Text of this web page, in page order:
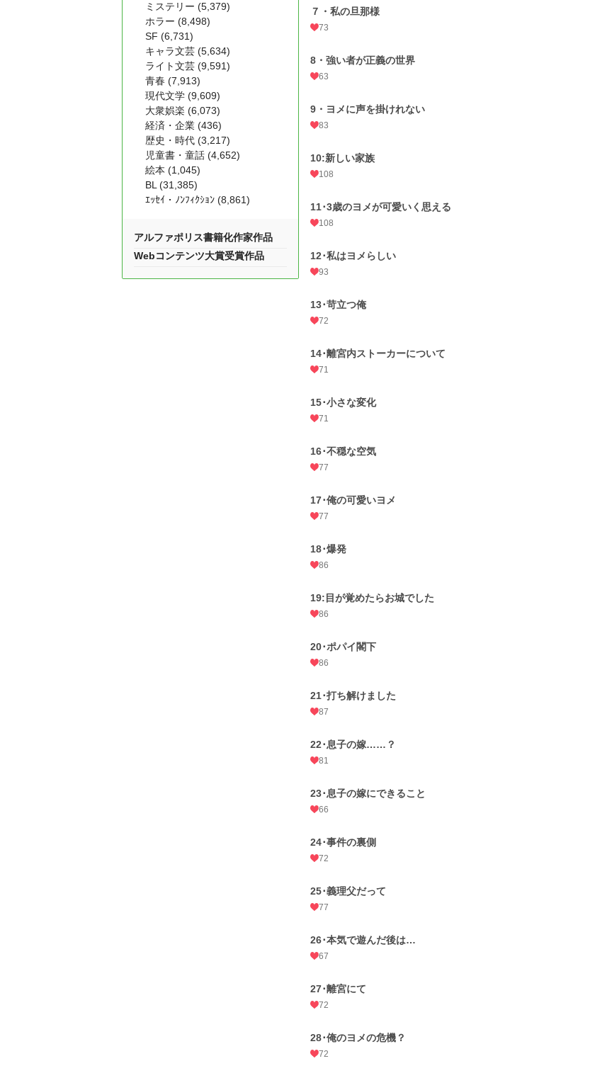
７・私の旦那様
73
8・強い者が正義の世界
63
9・ヨメに声を掛けれない
83
10:新しい家族
108
11･3歳のヨメが可愛いく思える
108
12･私はヨメらしい
93
13･苛立つ俺
72
14･離宮内ストーカーについて
71
15･小さな変化
71
16･不穏な空気
77
17･俺の可愛いヨメ
77
18･爆発
86
19:目が覚めたらお城でした
86
20･ポパイ閣下
86
21･打ち解けました
87
22･息子の嫁……？
81
23･息子の嫁にできること
66
24･事件の裏側
72
25･義理父だって
77
26･本気で遊んだ後は…
67
27･離宮にて
72
28･俺のヨメの危機？
72
ミステリー (5,379)
ホラー (8,498)
SF (6,731)
キャラ文芸 (5,634)
ライト文芸 (9,591)
青春 (7,913)
現代文学 (9,609)
大衆娯楽 (6,073)
経済・企業 (436)
歴史・時代 (3,217)
児童書・童話 (4,652)
絵本 (1,045)
BL (31,385)
ｴｯｾｲ・ﾉﾝﾌｨｸｼｮﾝ (8,861)
アルファポリス書籍化作家作品
Webコンテンツ大賞受賞作品